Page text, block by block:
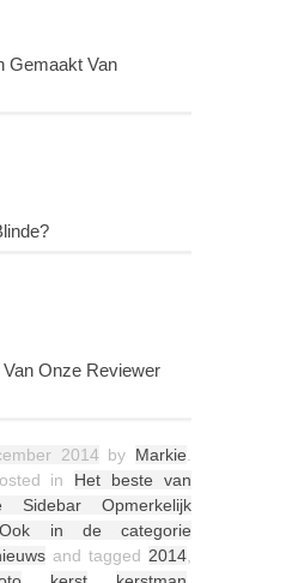
Gemaakt Van
Onze Reviewer
2014 by Markie
in Het beste van
Opmerkelijk
Ook in de categorie
and tagged 2014